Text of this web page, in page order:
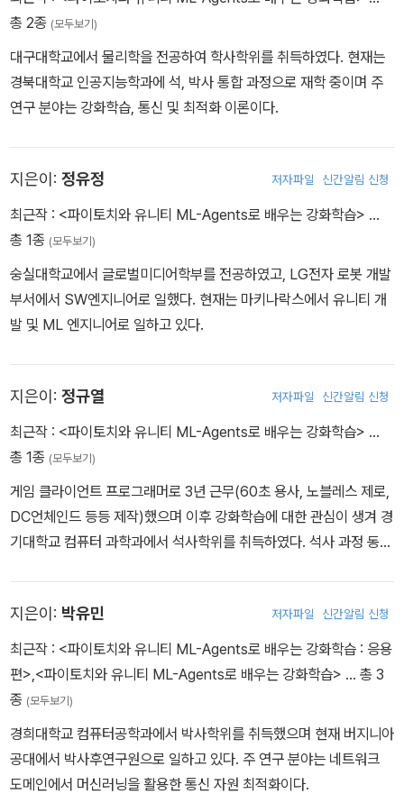
총 2종 (모두보기)
대구대학교에서 물리학을 전공하여 학사학위를 취득하였다. 현재는
경북대학교 인공지능학과에 석, 박사 통합 과정으로 재학 중이며 주
연구 분야는 강화학습, 통신 및 최적화 이론이다.
지은이: 정유정 저자파일 신간알림 신청
최근작 : <파이토치와 유니티 ML-Agents로 배우는 강화학습> …
총 1종 (모두보기)
숭실대학교에서 글로벌미디어학부를 전공하였고, LG전자 로봇 개발
부서에서 SW엔지니어로 일했다. 현재는 마키나락스에서 유니티 개
발 및 ML 엔지니어로 일하고 있다.
지은이: 정규열 저자파일 신간알림 신청
최근작 : <파이토치와 유니티 ML-Agents로 배우는 강화학습> …
총 1종 (모두보기)
게임 클라이언트 프로그래머로 3년 근무(60초 용사, 노블레스 제로,
DC언체인드 등등 제작)했으며 이후 강화학습에 대한 관심이 생겨 경
기대학교 컴퓨터 과학과에서 석사학위를 취득하였다. 석사 과정 동안
다.
지은이: 박유민 저자파일 신간알림 신청
최근작 : <파이토치와 유니티 ML-Agents로 배우는 강화학습 : 응용
편> <파이토치와 유니티 ML-Agents로 배우는 강화학습> … 총 3
종 (모두보기)
경희대학교 컴퓨터공학과에서 박사학위를 취득했으며 현재 버지니아
공대에서 박사후연구원으로 일하고 있다. 주 연구 분야는 네트워크
도메인에서 머신러닝을 활용한 통신 자원 최적화이다.